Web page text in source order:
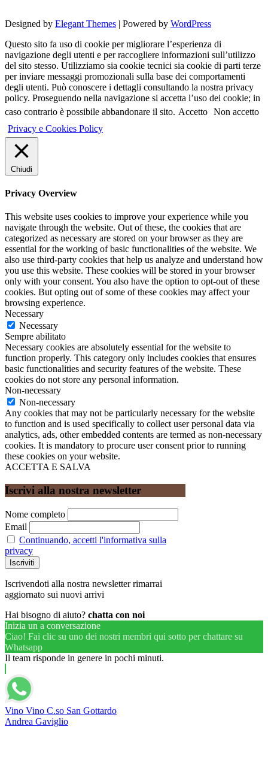
Designed by Elegant Themes | Powered by WordPress
Questo sito fa uso di cookie per migliorare l’esperienza di
navigazione degli utenti e per raccogliere informazioni sull’utilizzo
del sito stesso. Utilizziamo sia cookie tecnici sia cookie di parti terze
per inviare messaggi promozionali sulla base dei comportamenti
degli utenti. Può conoscere i dettagli consultando la nostra privacy
policy. Proseguendo nella navigazione si accetta l’uso dei cookie; in
caso contrario è possibile abbandonare il sito. Accetto Non accetto
Privacy e Cookies Policy
Chiudi
Privacy Overview
This website uses cookies to improve your experience while you
navigate through the website. Out of these, the cookies that are
categorized as necessary are stored on your browser as they are
essential for the working of basic functionalities of the website. We
also use third-party cookies that help us analyze and understand how
you use this website. These cookies will be stored in your browser
only with your consent. You also have the option to opt-out of these
cookies. But opting out of some of these cookies may affect your
browsing experience.
Necessary
Necessary
Sempre abilitato
Necessary cookies are absolutely essential for the website to
function properly. This category only includes cookies that ensures
basic functionalities and security features of the website. These
cookies do not store any personal information.
Non-necessary
Non-necessary
Any cookies that may not be particularly necessary for the website
to function and is used specifically to collect user personal data via
analytics, ads, other embedded contents are termed as non-necessary
cookies. It is mandatory to procure user consent prior to running
these cookies on your website.
ACCETTA E SALVA
Iscrivi alla nostra newsletter
Nome completo
Email
Continuando, accetti l'informativa sulla
privacy
Iscrivendoti alla nostra newsletter rimarrai
aggiornato sui nuovi arrivi
Hai bisogno di aiuto? chatta con noi
Inizia un a conversazione
Ciao! Fai clic su uno dei nostri membri qui sotto per chattare su
Whatsapp
Il team risponde in genere in pochi minuti.
Vino Vino C.so San Gottardo
Andrea Gaviglio